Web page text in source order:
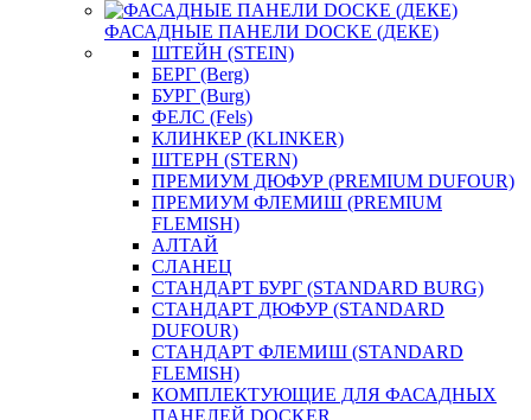
ФАСАДНЫЕ ПАНЕЛИ DOCKE (ДЕКЕ)
ШТЕЙН (STEIN)
БЕРГ (Berg)
БУРГ (Burg)
ФЕЛС (Fels)
КЛИНКЕР (KLINKER)
ШТЕРН (STERN)
ПРЕМИУМ ДЮФУР (PREMIUM DUFOUR)
ПРЕМИУМ ФЛЕМИШ (PREMIUM
FLEMISH)
АЛТАЙ
СЛАНЕЦ
СТАНДАРТ БУРГ (STANDARD BURG)
СТАНДАРТ ДЮФУР (STANDARD
DUFOUR)
СТАНДАРТ ФЛЕМИШ (STANDARD
FLEMISH)
КОМПЛЕКТУЮЩИЕ ДЛЯ ФАСАДНЫХ
ПАНЕЛЕЙ DOCKER